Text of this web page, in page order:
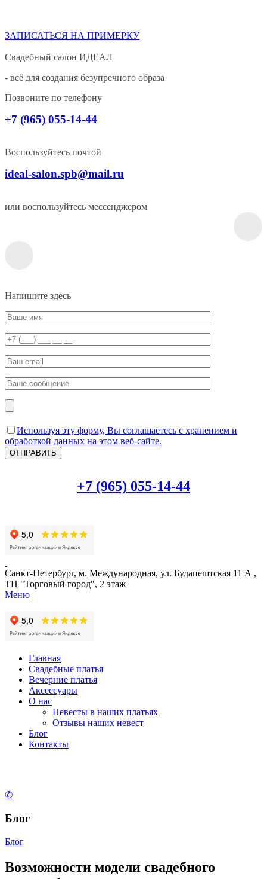
ЗАПИСАТЬСЯ НА ПРИМЕРКУ
Свадебный салон ИДЕАЛ
- всё для создания безупречного образа
Позвоните по телефону
+7 (965) 055-14-44
Воспользуйтесь почтой
ideal-salon.spb@mail.ru
или воспользуйтесь мессенджером
Напишите здесь
Используя эту форму, Вы соглашаетесь с хранением и
обработкой данных на этом веб-сайте.
+7 (965) 055-14-44
Санкт-Петербург, м. Международная, ул. Будапештская 11 А ,
ТЦ "Торговый город", 2 этаж
Меню
Главная
Свадебные платья
Вечерние платья
Аксессуары
О нас
Невесты в наших платьях
Отзывы наших невест
Блог
Контакты
✆
Блог
Блог
Возможности модели свадебного